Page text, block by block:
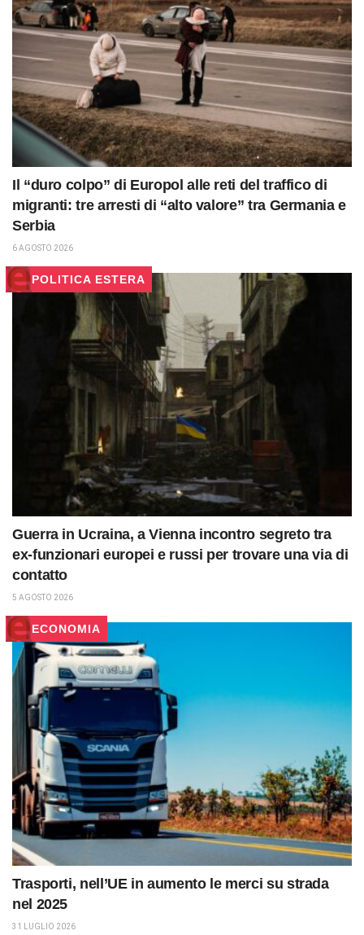
Il “duro colpo” di Europol alle reti del traffico di
migranti: tre arresti di “alto valore” tra Germania e
Serbia
6 AGOSTO 2026
POLITICA ESTERA
Guerra in Ucraina, a Vienna incontro segreto tra
ex-funzionari europei e russi per trovare una via di
contatto
5 AGOSTO 2026
ECONOMIA
Trasporti, nell’UE in aumento le merci su strada
nel 2025
31 LUGLIO 2026